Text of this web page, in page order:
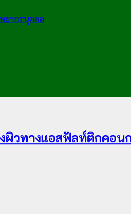
ยากรบุคคล
ผิวทางแอสฟัลท์ติกคอน